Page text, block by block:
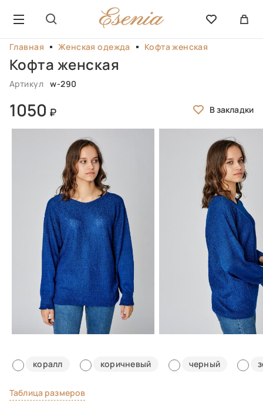
Главная Женская одежда Кофта женская
Кофта женская
Артикул w-290
1050
коралл коричневый черный
Таблица размеров